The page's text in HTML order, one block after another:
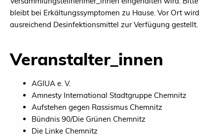
bleibt bei Erkältungssymptomen zu Hause. Vor Ort wird
ausreichend Desinfektionsmittel zur Verfügung gestellt.
Veranstalter_innen
AGIUA e. V.
Amnesty International Stadtgruppe Chemnitz
Aufstehen gegen Rassismus Chemnitz
Bündnis 90/Die Grünen Chemnitz
Die Linke Chemnitz